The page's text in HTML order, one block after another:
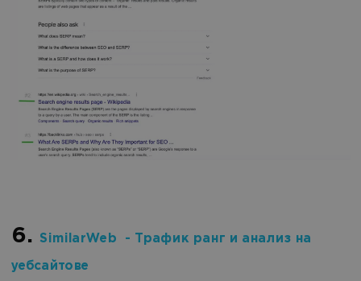
6. SimilarWeb - Трафик ранг и анализ на
уебсайтове